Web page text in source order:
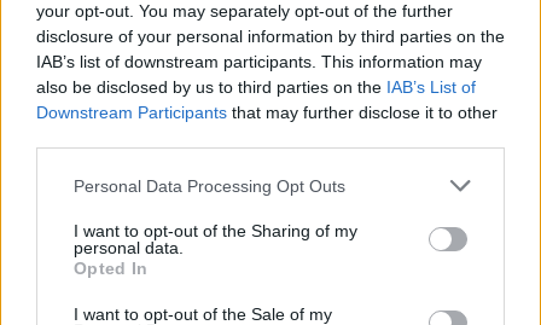
your opt-out. You may separately opt-out of the further
disclosure of your personal information by third parties on the
IAB’s list of downstream participants. This information may
also be disclosed by us to third parties on the IAB’s List of
Downstream Participants that may further disclose it to other
Personal Data Processing Opt Outs
I want to opt-out of the Sharing of my
personal data.
Opted In
I want to opt-out of the Sale of my
Η ΑΛΜΗ ζητά Αναλυτή/τρια Χημείου
Παρασκευή, 7 Αυγούστου 2026 11:12 ΠΜ